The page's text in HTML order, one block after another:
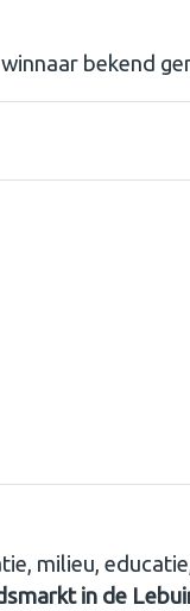
bekend
milieu,
in de